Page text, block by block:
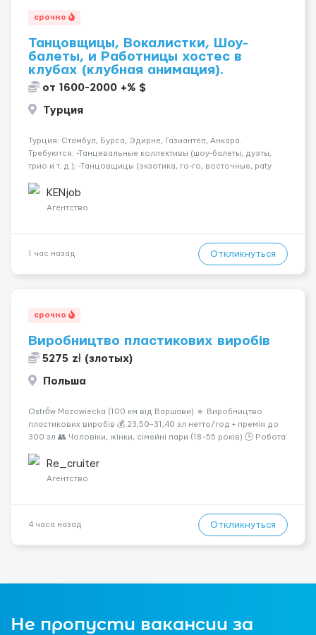
срочно
Танцовщицы, Вокалистки, Шоу-
балеты, и Работницы хостес в
клубах (клубная анимация).
от 1600-2000 +% $
Турция
Турция: Стамбул, Бурса, Эдирне, Газиантеп, Анкара.
Требуются: -Танцевальные коллективы (шоу-балеты, дуэты,
трио и т. д.); -Танцовщицы (экзотика, го-го, восточные, paty
языках); -Гимнастки; -Работницы хостесc в кл...
KENjob
Агентство
1 час назад Откликнуться
срочно
Виробництво пластикових виробів
5275 zł (злотых)
Польша
Ostrów Mazowiecka (100 км від Варшави) 🔹 Виробництво
пластикових виробів 💰 23,50–31,40 зл нетто/год + премія до
300 зл 👥 Чоловіки, жінки, сімейні пари (18–55 років) 🕒 Робота
житло — 400 зл. 📦 Обов...
Re_cruiter
Агентство
4 часа назад Откликнуться
Не пропусти вакансии за